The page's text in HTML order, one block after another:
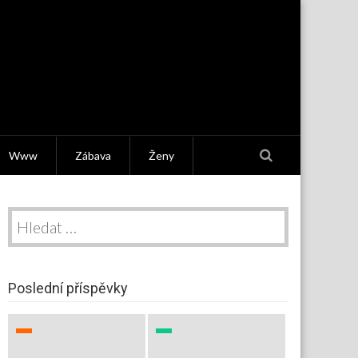
Www Zábava Ženy
Vyhledávání
Poslední příspěvky